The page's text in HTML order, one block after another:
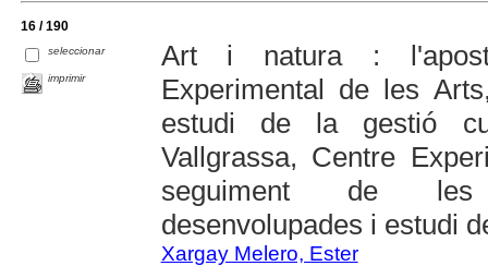
16 / 190
seleccionar
imprimir
Art i natura :
Experimental de les
estudi de la gestió
Vallgrassa, Centre
seguiment de les
desenvolupades i estudi
Xargay Melero, Ester